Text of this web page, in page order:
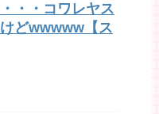
・・コワレヤス
どwwwww【ス